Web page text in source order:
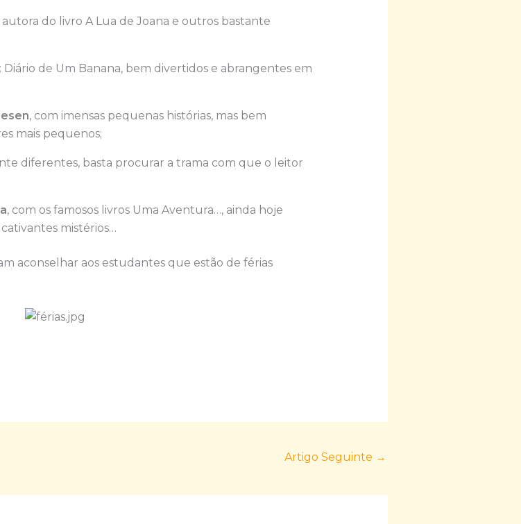
autora do livro A Lua de Joana e outros bastante
Diário de Um Banana, bem divertidos e abrangentes em
, com imensas pequenas histórias, mas bem
mais pequenos;
diferentes, basta procurar a trama com que o leitor
, com os famosos livros Uma Aventura…, ainda hoje
mistérios…
aconselhar aos estudantes que estão de férias
Artigo Seguinte →